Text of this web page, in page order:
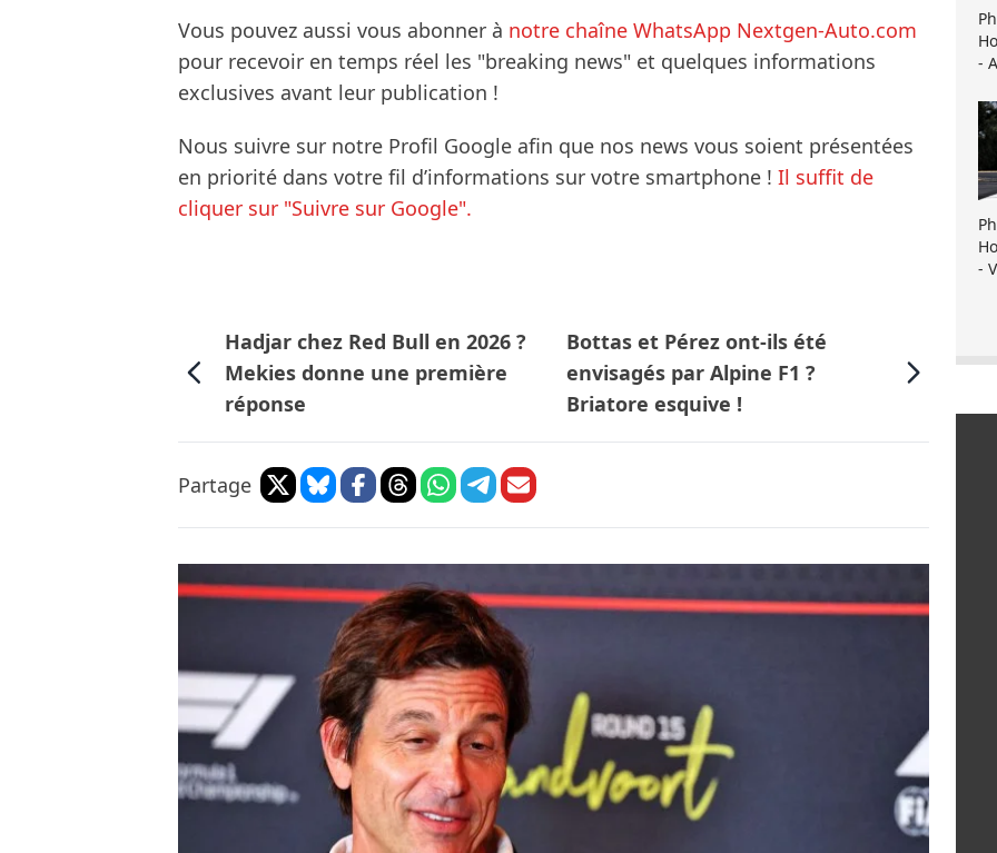
Vous pouvez aussi vous abonner à notre chaîne WhatsApp Nextgen-Auto.com
pour recevoir en temps réel les "breaking news" et quelques informations
exclusives avant leur publication !
Nous suivre sur notre Profil Google afin que nos news vous soient présentées
en priorité dans votre fil d’informations sur votre smartphone ! Il suffit de
cliquer sur "Suivre sur Google".
Hadjar chez Red Bull en 2026 ?
Mekies donne une première
réponse
Bottas et Pérez ont-ils été
envisagés par Alpine F1 ?
Briatore esquive !
Partage
-
-